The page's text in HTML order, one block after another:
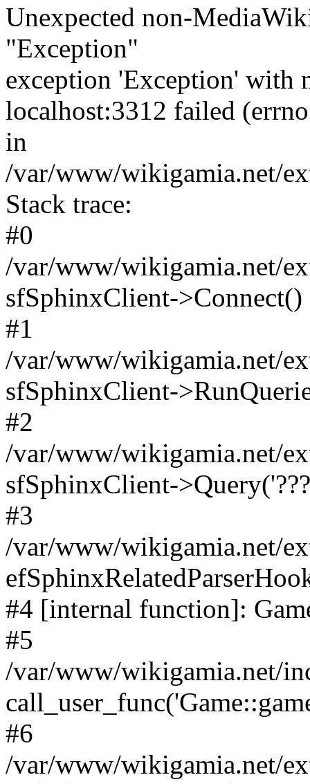
Unexpected non-
"Exception"
exception 'Exception' with
localhost:3312 failed
in
/var/www/wikigamia.net/
Stack trace:
#0
/var/www/wikigamia.net/
sfSphinxClient->Connect()
#1
/var/www/wikigamia.net/
sfSphinxClient-
#2
/var/www/wikigamia.net/
sfSphinxClient-
#3
/var/www/wikigamia.net/
#4 [internal function]:
#5
/var/www/wikigamia.net/
#6
/var/www/wikigamia.net/